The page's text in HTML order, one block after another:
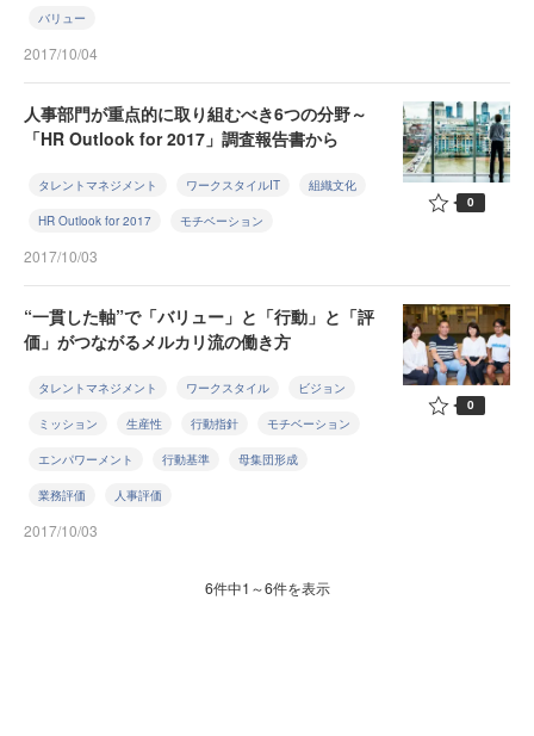
バリュー
2017/10/04
人事部門が重点的に取り組むべき6つの分野～
「HR Outlook for 2017」調査報告書から
タレントマネジメント ワークスタイルIT 組織文化
HR Outlook for 2017 モチベーション
2017/10/03
0
“一貫した軸”で「バリュー」と「行動」と「評
価」がつながるメルカリ流の働き方
タレントマネジメント ワークスタイル ビジョン
ミッション 生産性 行動指針 モチベーション
エンパワーメント 行動基準 母集団形成
業務評価 人事評価
2017/10/03
0
6件中1～6件を表示